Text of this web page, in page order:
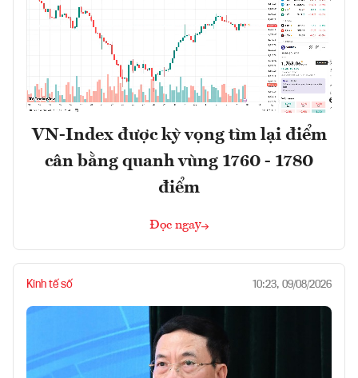
VN-Index được kỳ vọng tìm lại điểm
cân bằng quanh vùng 1760 - 1780
điểm
Đọc ngay
Kinh tế số 10:23, 09/08/2026